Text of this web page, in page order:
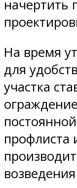
начертить
На время
для
участка
профлиста